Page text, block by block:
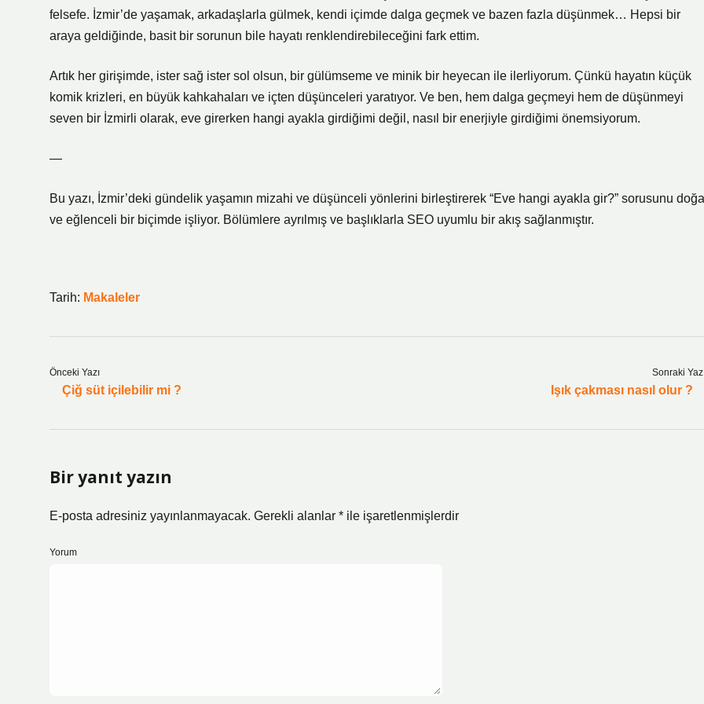
felsefe. İzmir’de yaşamak, arkadaşlarla gülmek, kendi içimde dalga geçmek ve bazen fazla düşünmek… Hepsi bir
araya geldiğinde, basit bir sorunun bile hayatı renklendirebileceğini fark ettim.
Artık her girişimde, ister sağ ister sol olsun, bir gülümseme ve minik bir heyecan ile ilerliyorum. Çünkü hayatın küçük
komik krizleri, en büyük kahkahaları ve içten düşünceleri yaratıyor. Ve ben, hem dalga geçmeyi hem de düşünmeyi
seven bir İzmirli olarak, eve girerken hangi ayakla girdiğimi değil, nasıl bir enerjiyle girdiğimi önemsiyorum.
—
Bu yazı, İzmir’deki gündelik yaşamın mizahi ve düşünceli yönlerini birleştirerek “Eve hangi ayakla gir?” sorusunu
ve eğlenceli bir biçimde işliyor. Bölümlere ayrılmış ve başlıklarla SEO uyumlu bir akış sağlanmıştır.
Tarih: Makaleler
Önceki Yazı
Çiğ süt içilebilir mi ?
Sonraki
Işık çakması nasıl olur ?
Bir yanıt yazın
E-posta adresiniz yayınlanmayacak. Gerekli alanlar * ile işaretlenmişlerdir
Yorum